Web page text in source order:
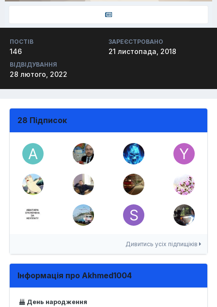
ПОСТІВ
146
ЗАРЕЄСТРОВАНО
21 листопада, 2018
ВІДВІДУВАННЯ
28 лютого, 2022
28 Підписок
Дивитись усіх підпищіків
Інформація про Akhmed1004
День народження